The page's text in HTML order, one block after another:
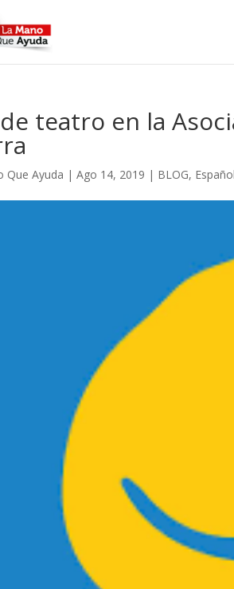
teatro en la
Que Ayuda |Ago 14, 2019 | BLOG, Español